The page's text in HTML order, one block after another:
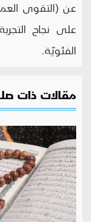
عن (التقوى
على نجاح
الفئويّة.
مقالات ذات